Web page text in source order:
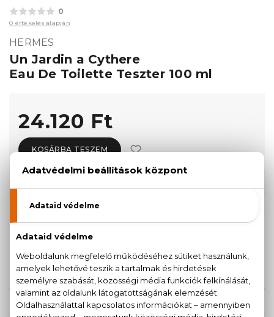
0
0 értékelés alapján
HERMES
Un Jardin a Cythere
Eau De Toilette Teszter 100 ml
24.120 Ft
KOSÁRBA TESZEM
KAPCSOLÓDÓ TERMÉKEK